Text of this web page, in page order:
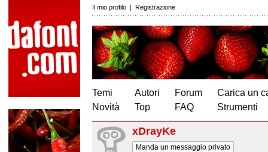
Il mio profilo | Registrazione
Temi
Novità
Autori
Top
Forum
FAQ
Carica un
Strumenti
xDrayKe
Manda un messaggio privato